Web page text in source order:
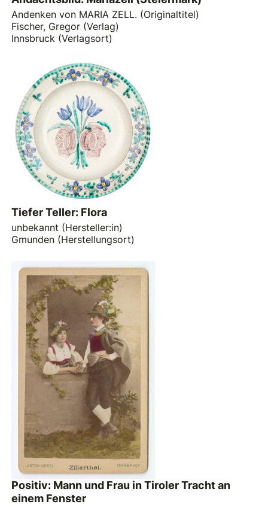
Andenken von MARIA ZELL. (Originaltitel)
Fischer, Gregor (Verlag)
Innsbruck (Verlagsort)
Tiefer Teller: Flora
unbekannt (Hersteller:in)
Gmunden (Herstellungsort)
Positiv: Mann und Frau in Tiroler Tracht an
einem Fenster